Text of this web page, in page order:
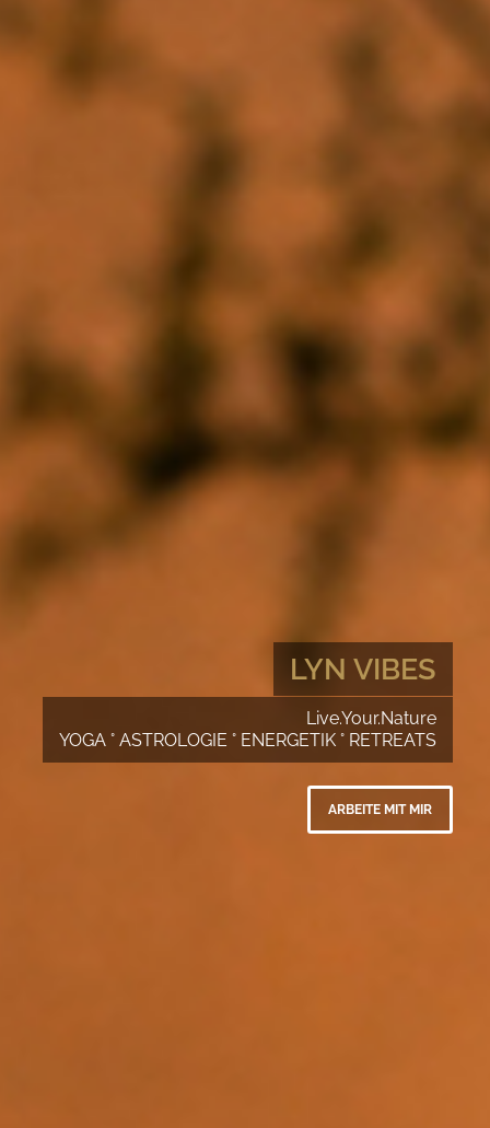
LYN VIBES
Live.Your.Nature
YOGA ° ASTROLOGIE ° ENERGETIK ° RETREATS
ARBEITE MIT MIR